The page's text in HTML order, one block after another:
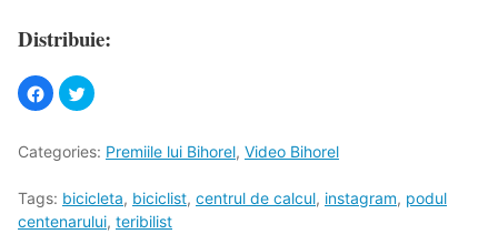
Distribuie:
Categories: Premiile lui Bihorel, Video Bihorel
Tags: bicicleta, biciclist, centrul de calcul, instagram, podul
centenarului, teribilist